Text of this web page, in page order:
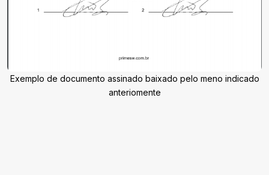
Exemplo de documento assinado baixado pelo meno indicado
anteriomente